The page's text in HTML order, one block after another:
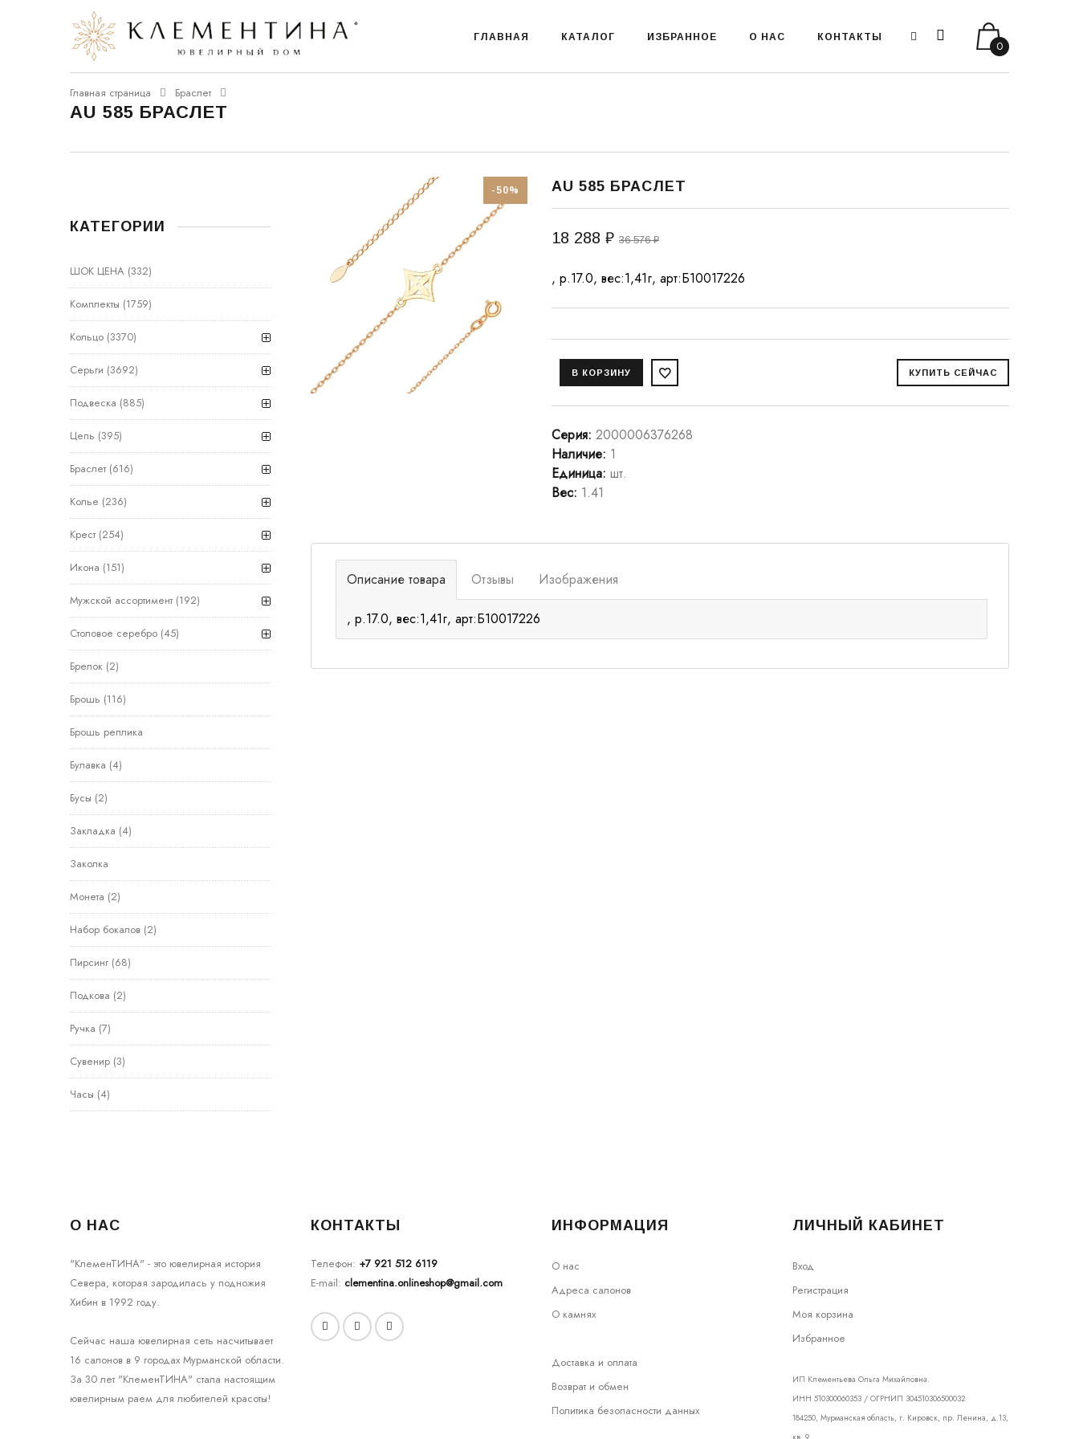
0
ГЛАВНАЯ КАТАЛОГ ИЗБРАННОЕ О НАС КОНТАКТЫ
Главная страница Браслет
AU 585 БРАСЛЕТ
-50% AU 585 БРАСЛЕТ
18 288 ₽ 36 576 ₽
, р.17.0, вес:1,41г, арт:Б10017226
Серия: 2000006376268
Наличие: 1
Единица: шт.
Вес: 1.41
Описание товара
, р.17.0, вес:1,41г, арт:Б10017226
Отзывы Изображения
КАТЕГОРИИ
ШОК ЦЕНА (332)
Комплекты (1759)
Кольцо (3370)
Серьги (3692)
Подвеска (885)
Цепь (395)
Браслет (616)
Колье (236)
Крест (254)
Икона (151)
Мужской ассортимент (192)
Столовое серебро (45)
Брелок (2)
Брошь (116)
Брошь реплика
Булавка (4)
Бусы (2)
Закладка (4)
Заколка
Монета (2)
Набор бокалов (2)
Пирсинг (68)
Подкова (2)
Ручка (7)
Сувенир (3)
Часы (4)
О НАС
"КлеменТИНА" - это ювелирная история
Севера, которая зародилась у подножия
Хибин в 1992 году.
Сейчас наша ювелирная сеть насчитывает
16 салонов в 9 городах Мурманской области.
За 30 лет "КлеменТИНА" стала настоящим
ювелирным раем для любителей красоты!
КОНТАКТЫ
Телефон: +7 921 512 6119
E-mail: clementina.onlineshop@gmail.com
ИНФОРМАЦИЯ
О нас
Адреса салонов
О камнях
Доставка и оплата
Возврат и обмен
Политика безопасности данных
ЛИЧНЫЙ КАБИНЕТ
Вход
Регистрация
Моя корзина
Избранное
ИП Клементьева Ольга Михайловна.
ИНН 510300060353 / ОГРНИП 304510306500032
184250, Мурманская область, г. Кировск, пр. Ленина, д.13,